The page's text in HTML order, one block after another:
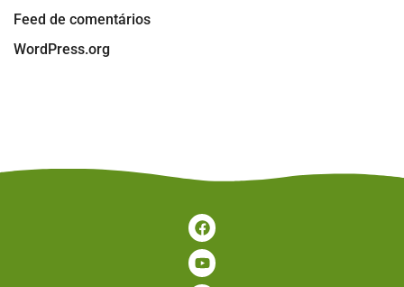
Feed de comentários
WordPress.org